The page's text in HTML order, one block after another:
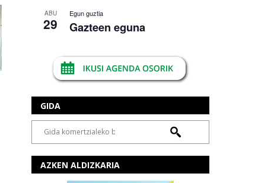
ABU
29
Egun guztia
Gazteen eguna
GIDA
AZKEN ALDIZKARIA